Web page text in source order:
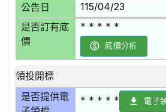
公告日 115/04/23
是否訂有底
價
* * * * *
底價分析
領投開標
是否提供電
* * * * * 電子